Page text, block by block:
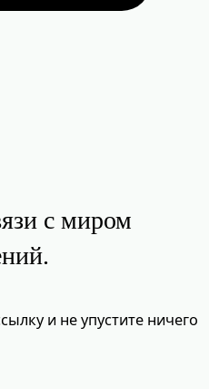
с миром
и не упустите ничего